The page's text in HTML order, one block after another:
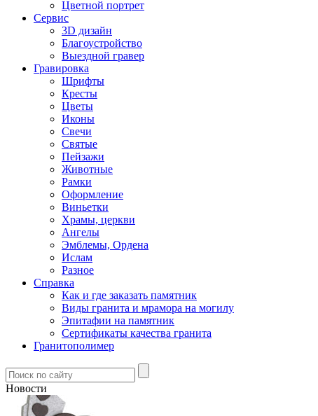
Цветной портрет
Сервис
3D дизайн
Благоустройство
Выездной гравер
Гравировка
Шрифты
Кресты
Цветы
Иконы
Свечи
Святые
Пейзажи
Животные
Рамки
Оформление
Виньетки
Храмы, церкви
Ангелы
Эмблемы, Ордена
Ислам
Разное
Справка
Как и где заказать памятник
Виды гранита и мрамора на могилу
Эпитафии на памятник
Сертификаты качества гранита
Гранитополимер
Новости